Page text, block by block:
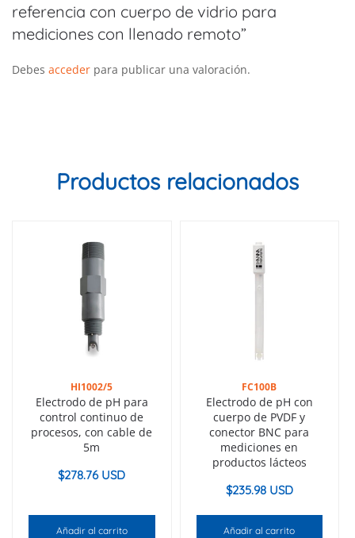
referencia con cuerpo de vidrio para
mediciones con llenado remoto”
Debes acceder para publicar una valoración.
Productos relacionados
HI1002/5
Electrodo de pH para
control continuo de
procesos, con cable de
5m
$278.76 USD
Añadir al carrito
FC100B
Electrodo de pH con
cuerpo de PVDF y
conector BNC para
mediciones en
productos lácteos
$235.98 USD
Añadir al carrito